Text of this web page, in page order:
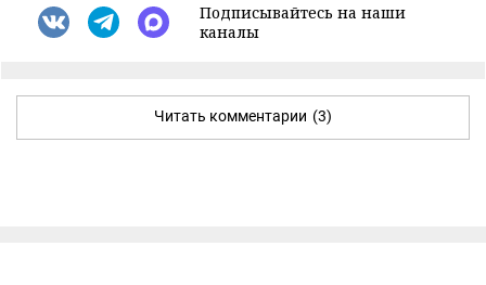
Подписывайтесь на наши
каналы
Читать комментарии (3)